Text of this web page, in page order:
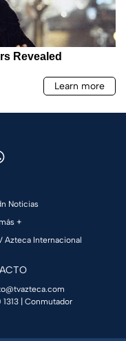
Noticias
+
Azteca Internacional
1313 | Conmutador